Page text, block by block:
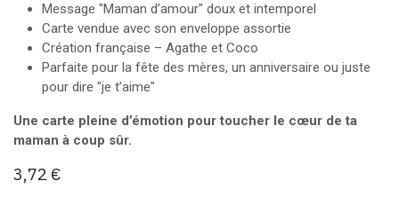
Message "Maman d’amour" doux et intemporel
Carte vendue avec son enveloppe assortie
Création française – Agathe et Coco
Parfaite pour la fête des mères, un anniversaire ou juste
pour dire "je t’aime"
Une carte pleine d’émotion pour toucher le cœur de ta
maman à coup sûr.
3,72 €